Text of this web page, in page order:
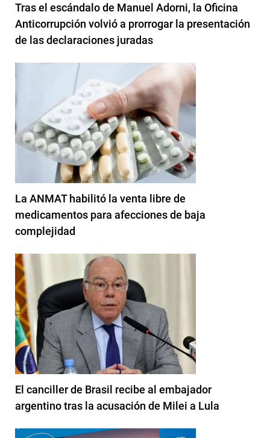
Tras el escándalo de Manuel Adorni, la Oficina
Anticorrupción volvió a prorrogar la presentación
de las declaraciones juradas
La ANMAT habilitó la venta libre de
medicamentos para afecciones de baja
complejidad
El canciller de Brasil recibe al embajador
argentino tras la acusación de Milei a Lula